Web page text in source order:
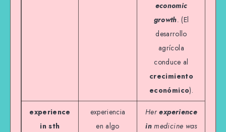
economic
growth. (El
desarrollo
agrícola
conduce al
crecimiento
económico).
experience
in sth
experiencia
en algo
Herexperience
in medicine was